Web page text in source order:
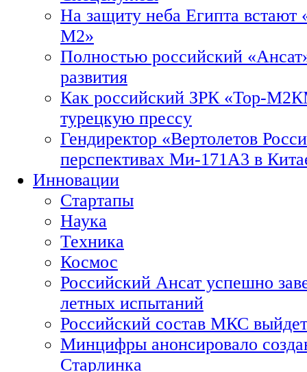
На защиту неба Египта встают
М2»
Полностью российский
развития
Как российский ЗРК «Тор-
турецкую прессу
Гендиректор «Вертолетов
перспективах Ми-171А3 в
Инновации
Стартапы
Наука
Техника
Космос
Российский Ансат успешно
летных испытаний
Российский состав МКС
Минцифры анонсировало
Старлинка